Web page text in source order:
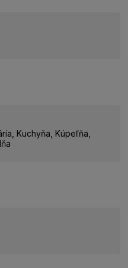
Kuchyňa, Kúpeľňa,